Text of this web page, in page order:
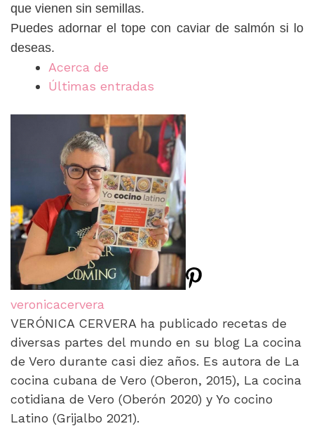
que vienen sin semillas.
Puedes adornar el tope con caviar de salmón si lo
deseas.
Acerca de
Últimas entradas
veronicacervera
VERÓNICA CERVERA ha publicado recetas de
diversas partes del mundo en su blog La cocina
de Vero durante casi diez años. Es autora de La
cocina cubana de Vero (Oberon, 2015), La cocina
cotidiana de Vero (Oberón 2020) y Yo cocino
Latino (Grijalbo 2021).